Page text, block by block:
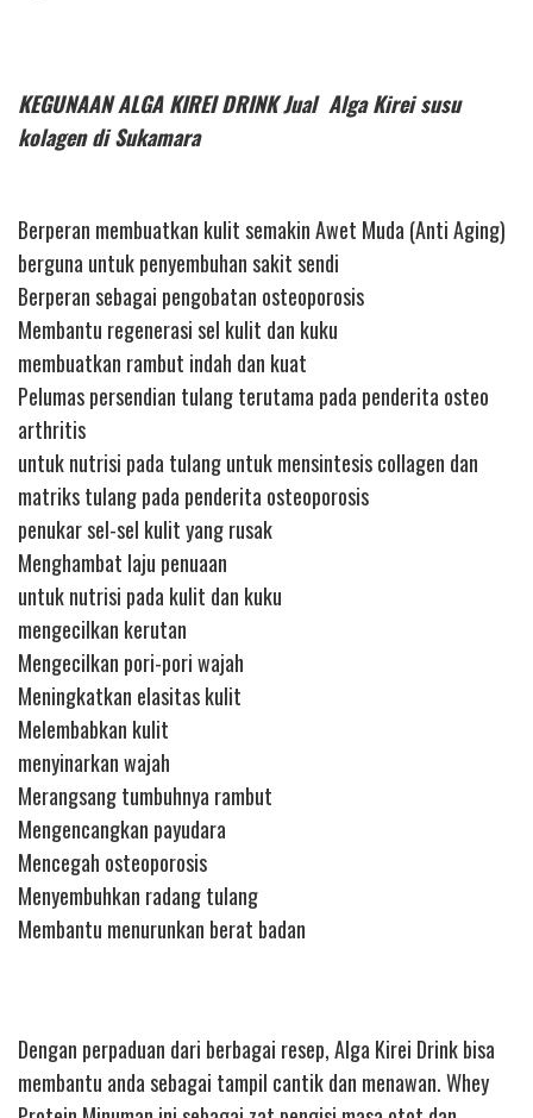
KEGUNAAN ALGA KIREI DRINK Jual Alga Kirei susu
kolagen di Sukamara
Berperan membuatkan kulit semakin Awet Muda (Anti Aging)
berguna untuk penyembuhan sakit sendi
Berperan sebagai pengobatan osteoporosis
Membantu regenerasi sel kulit dan kuku
membuatkan rambut indah dan kuat
Pelumas persendian tulang terutama pada penderita osteo
arthritis
untuk nutrisi pada tulang untuk mensintesis collagen dan
matriks tulang pada penderita osteoporosis
penukar sel-sel kulit yang rusak
Menghambat laju penuaan
untuk nutrisi pada kulit dan kuku
mengecilkan kerutan
Mengecilkan pori-pori wajah
Meningkatkan elasitas kulit
Melembabkan kulit
menyinarkan wajah
Merangsang tumbuhnya rambut
Mengencangkan payudara
Mencegah osteoporosis
Menyembuhkan radang tulang
Membantu menurunkan berat badan
Dengan perpaduan dari berbagai resep, Alga Kirei Drink bisa
membantu anda sebagai tampil cantik dan menawan. Whey